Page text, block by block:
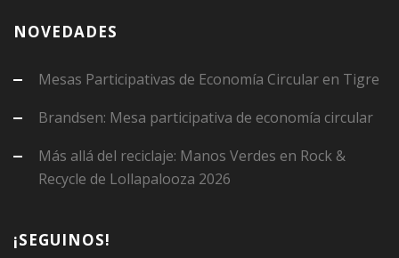
NOVEDADES
Mesas Participativas de Economía Circular en Tigre
Brandsen: Mesa participativa de economía circular
Más allá del reciclaje: Manos Verdes en Rock &
Recycle de Lollapalooza 2026
¡SEGUINOS!